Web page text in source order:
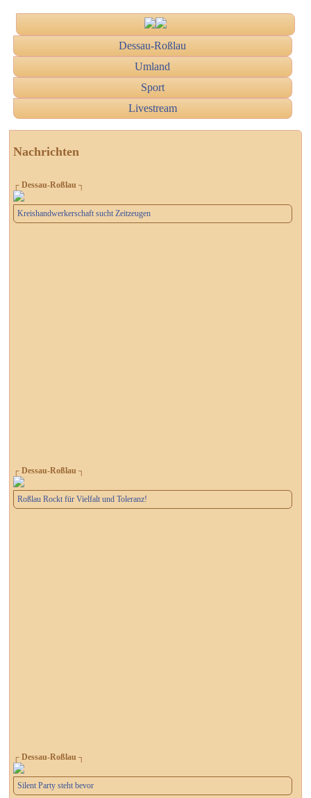
Dessau-Roßlau
Umland
Sport
Livestream
Nachrichten
┌ Dessau-Roßlau ┐
Kreishandwerkerschaft sucht Zeitzeugen
┌ Dessau-Roßlau ┐
Roßlau Rockt für Vielfalt und Toleranz!
┌ Dessau-Roßlau ┐
Silent Party steht bevor